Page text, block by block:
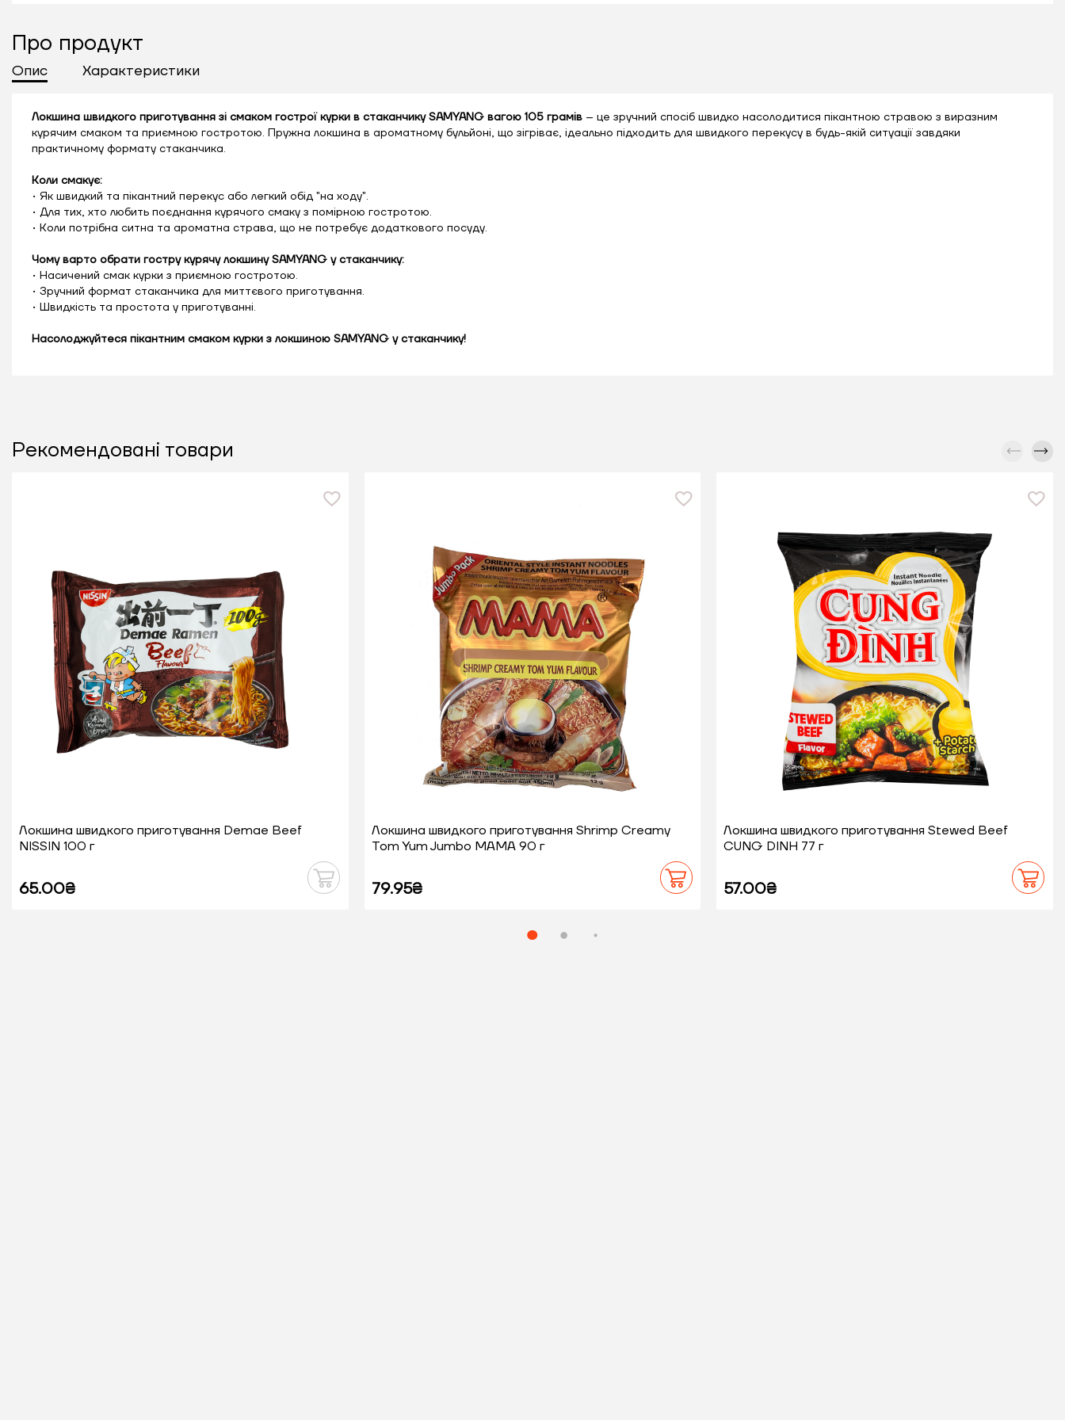
Про продукт
Опис Характеристики
Локшина швидкого приготування зі смаком гострої курки в стаканчику SAMYANG вагою 105 грамів – це зручний спосіб швидко насолодитися пікантною стравою з виразним
курячим смаком та приємною гостротою. Пружна локшина в ароматному бульйоні, що зігріває, ідеально підходить для швидкого перекусу в будь-якій ситуації завдяки
практичному формату стаканчика.
Коли смакує:
• Як швидкий та пікантний перекус або легкий обід "на ходу".
• Для тих, хто любить поєднання курячого смаку з помірною гостротою.
• Коли потрібна ситна та ароматна страва, що не потребує додаткового посуду.
Чому варто обрати гостру курячу локшину SAMYANG у стаканчику:
• Насичений смак курки з приємною гостротою.
• Зручний формат стаканчика для миттєвого приготування.
• Швидкість та простота у приготуванні.
Насолоджуйтеся пікантним смаком курки з локшиною SAMYANG у стаканчику!
Рекомендовані товари
Локшина швидкого приготування Demae Beef
NISSIN 100 г
65.00₴
Локшина швидкого приготування Shrimp Creamy
Tom Yum Jumbo MAMA 90 г
79.95₴
Локшина швидкого приготування Stewed Beef
CUNG DINH 77 г
57.00₴